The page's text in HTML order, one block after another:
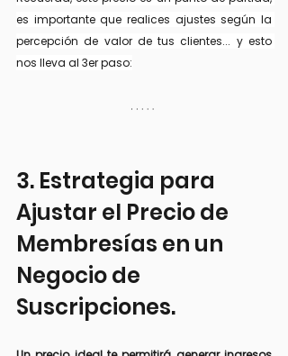
es importante que realices ajustes según la
percepción de valor de tus clientes... y esto
nos lleva al 3er paso:
3. Estrategia para
Ajustar el Precio de
Membresías en un
Negocio de
Suscripciones.